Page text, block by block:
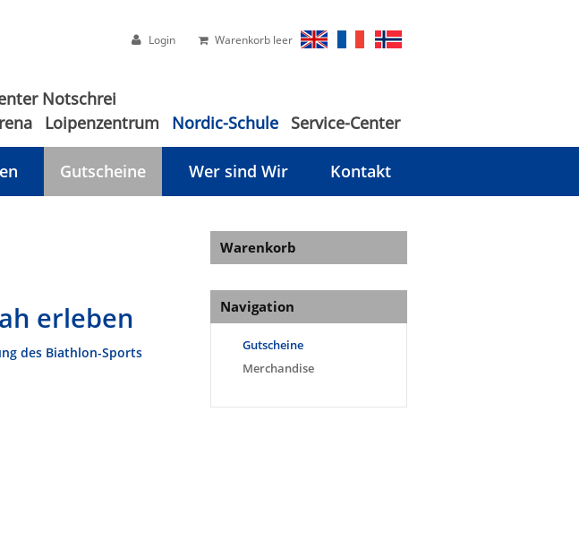
Login Warenkorb leer
Notschrei
Loipenzentrum Nordic-Schule Service-Center
Gutscheine Wer sind Wir Kontakt
erleben
des Biathlon-Sports
Warenkorb
Navigation
Gutscheine
Merchandise